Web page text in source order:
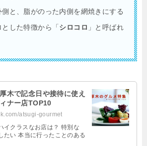
と、脂がのった内側を網焼きにする
した特徴から「 シロコロ 」と呼ばれ
木で記念日や接待に使え
ナー店TOP10
atsugi-gourmet
イクラスなお店は？ 特別な
たい 本当に行ったことのある